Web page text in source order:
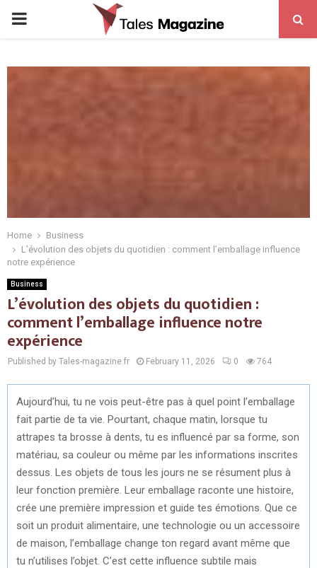
PRIMARY
Home
Business
L’évolution des objets du quotidien : comment l’emballage influence
notre expérience
Business
L’évolution des objets du quotidien :
comment l’emballage influence notre
expérience
Published by Tales-magazine.fr February 11, 2026 0 764
Aujourd’hui, tu ne vois peut-être pas à quel point l’emballage
fait partie de ta vie. Pourtant, chaque matin, lorsque tu
attrapes ta brosse à dents, tu es influencé par sa forme, son
matériau, sa couleur ou même par les informations inscrites
dessus. Les objets de tous les jours ne se résument plus à
leur fonction première. Leur emballage raconte une histoire,
crée une première impression et guide tes émotions. Que ce
soit un produit alimentaire, une technologie ou un accessoire
de maison, l’emballage change ton regard avant même que
tu n’utilises l’objet. C’est cette influence subtile mais